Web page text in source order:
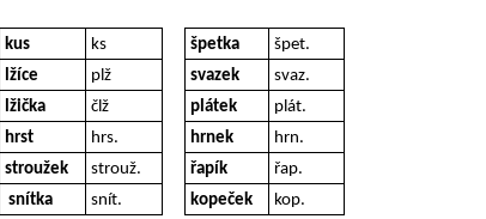
kus ks špetka
špet.
lžíce
plž svazek
svaz.
lžička
člž plátek
plát.
hrst
hrs. hrnek
hrn.
stroužek
strouž. řapík
řap.
snítka
snít. kopeček kop.